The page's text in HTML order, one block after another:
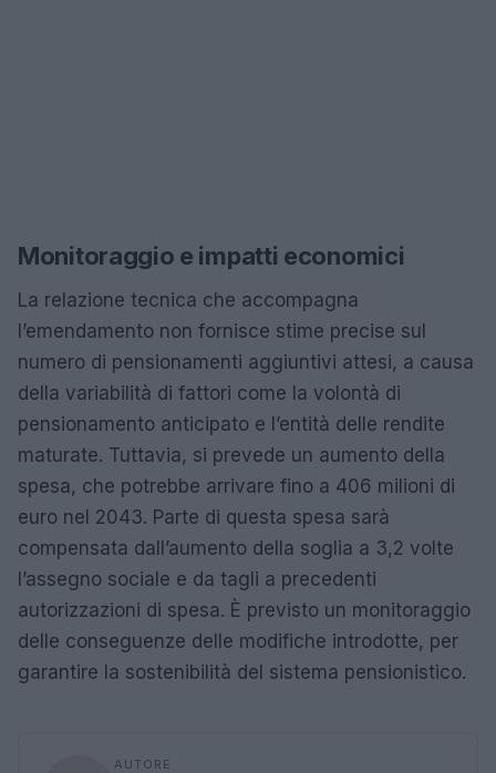
Monitoraggio e impatti economici
La relazione tecnica che accompagna
l’emendamento non fornisce stime precise sul
numero di pensionamenti aggiuntivi attesi, a causa
della variabilità di fattori come la volontà di
pensionamento anticipato e l’entità delle rendite
maturate. Tuttavia, si prevede un aumento della
spesa, che potrebbe arrivare fino a 406 milioni di
euro nel 2043. Parte di questa spesa sarà
compensata dall’aumento della soglia a 3,2 volte
l’assegno sociale e da tagli a precedenti
autorizzazioni di spesa. È previsto un monitoraggio
delle conseguenze delle modifiche introdotte, per
garantire la sostenibilità del sistema pensionistico.
AUTORE